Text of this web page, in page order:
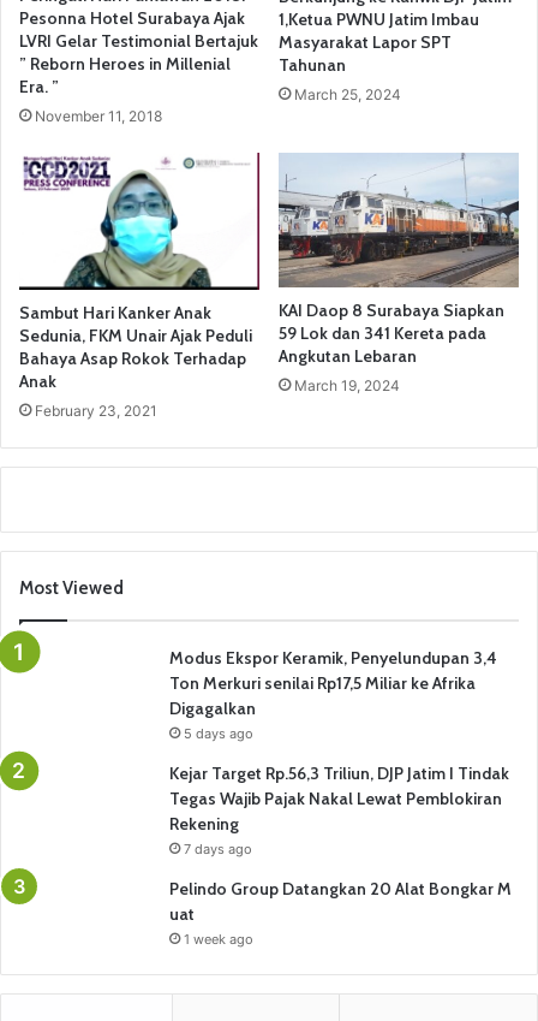
Pesonna Hotel Surabaya Ajak
LVRI Gelar Testimonial Bertajuk
” Reborn Heroes in Millenial
Era. ”
November 11, 2018
1,Ketua PWNU Jatim Imbau
Masyarakat Lapor SPT
Tahunan
March 25, 2024
Sambut Hari Kanker Anak
Sedunia, FKM Unair Ajak Peduli
Bahaya Asap Rokok Terhadap
Anak
February 23, 2021
KAI Daop 8 Surabaya Siapkan
59 Lok dan 341 Kereta pada
Angkutan Lebaran
March 19, 2024
Most Viewed
Modus Ekspor Keramik, Penyelundupan 3,4
Ton Merkuri senilai Rp17,5 Miliar ke Afrika
Digagalkan
5 days ago
Kejar Target Rp.56,3 Triliun, DJP Jatim I Tindak
Tegas Wajib Pajak Nakal Lewat Pemblokiran
Rekening
7 days ago
Pelindo Group Datangkan 20 Alat Bongkar M
uat
1 week ago